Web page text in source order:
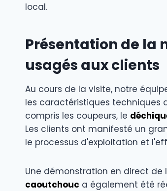
local.
Présentation de la
usagés aux clients
Au cours de la visite, notre
les caractéristiques techniques
compris les coupeurs, le
Les clients ont manifesté un
le processus d'exploitation et
Une démonstration en direct de
caoutchouc a également été